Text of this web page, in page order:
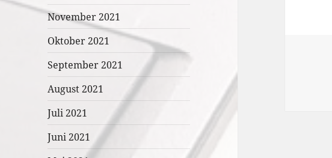
November 2021
Oktober 2021
September 2021
August 2021
Juli 2021
Juni 2021